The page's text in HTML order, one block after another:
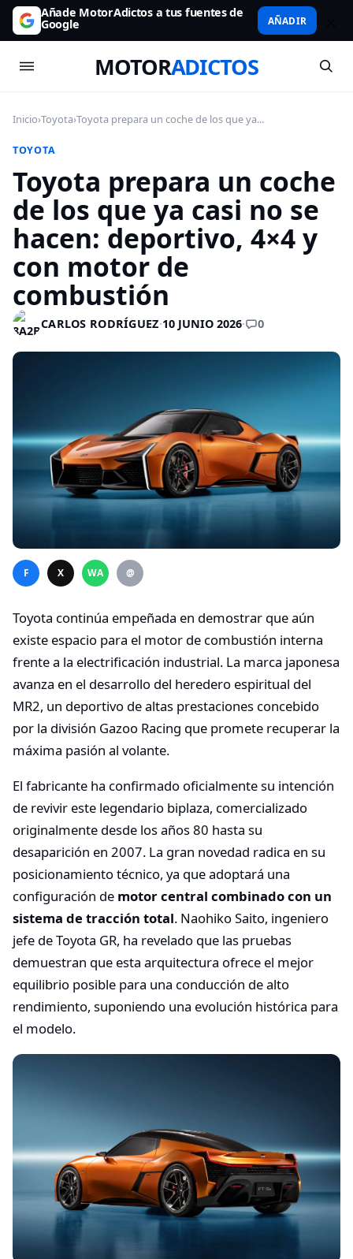
Añade MotorAdictos a tus fuentes de
Google AÑADIR
MOTORADICTOS
Inicio›Toyota›Toyota prepara un coche de los que ya...
TOYOTA
Toyota prepara un coche
de los que ya casi no se
hacen: deportivo, 4×4 y
con motor de
combustión
CARLOS RODRÍGUEZ·10 JUNIO 2026· 0
F X WA @
Toyota continúa empeñada en demostrar que aún
existe espacio para el motor de combustión interna
frente a la electrificación industrial. La marca japonesa
avanza en el desarrollo del heredero espiritual del
MR2, un deportivo de altas prestaciones concebido
por la división Gazoo Racing que promete recuperar la
máxima pasión al volante.
El fabricante ha confirmado oficialmente su intención
de revivir este legendario biplaza, comercializado
originalmente desde los años 80 hasta su
desaparición en 2007. La gran novedad radica en su
posicionamiento técnico, ya que adoptará una
configuración de motor central combinado con un
sistema de tracción total. Naohiko Saito, ingeniero
jefe de Toyota GR, ha revelado que las pruebas
demuestran que esta arquitectura ofrece el mejor
equilibrio posible para una conducción de alto
rendimiento, suponiendo una evolución histórica para
el modelo.